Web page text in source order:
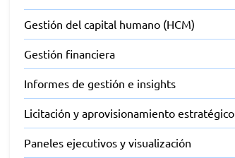
Gestión del capital humano (HCM)
Gestión financiera
Informes de gestión e insights
Licitación y aprovisionamiento estratégico
Paneles ejecutivos y visualización